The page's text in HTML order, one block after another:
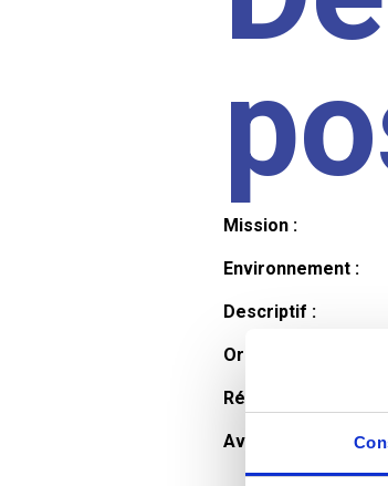
Mission :
Environnement :
Descriptif :
Organisation et
Rémunération :
Avantages :